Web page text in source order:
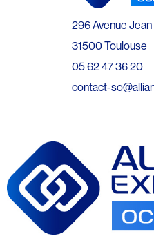
296 Avenue
31500 Toulouse
05 62 47 36 20
contact-